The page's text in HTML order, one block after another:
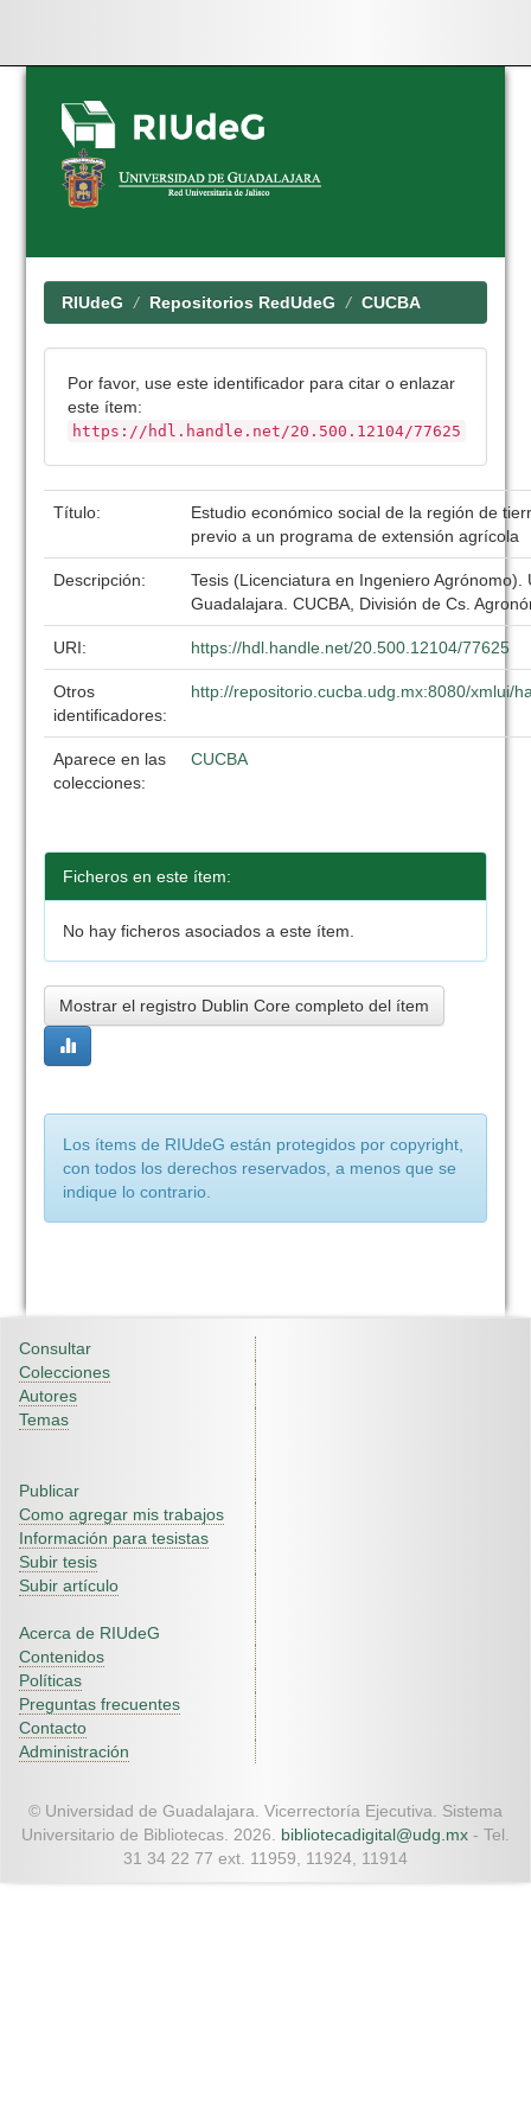
Skip
navigation
RIUdeG Repositorios RedUdeG CUCBA
Por favor, use este identificador para citar o enlazar
este ítem:
https://hdl.handle.net/20.500.12104/77625
Título:
Estudio económico social de la región de
previo a un programa de extensión agrícola
Descripción:
Tesis (Licenciatura en Ingeniero Agrónomo).
Guadalajara. CUCBA, División de Cs.
URI: https://hdl.handle.net/20.500.12104/77625
Otros
identificadores:
http://repositorio.cucba.udg.mx:8080/xmlui/
Aparece en las
colecciones:
CUCBA
Ficheros en este ítem:
No hay ficheros asociados a este ítem.
Mostrar el registro Dublin Core completo del ítem
Los ítems de RIUdeG están protegidos por copyright,
con todos los derechos reservados, a menos que se
indique lo contrario.
Consultar
Colecciones
Autores
Temas
Publicar
Como agregar mis trabajos
Información para tesistas
Subir tesis
Subir artículo
Acerca de RIUdeG
Contenidos
Políticas
Preguntas frecuentes
Contacto
Administración
© Universidad de Guadalajara. Vicerrectoría Ejecutiva. Sistema
Universitario de Bibliotecas. 2026. bibliotecadigital@udg.mx - Tel.
31 34 22 77 ext. 11959, 11924, 11914